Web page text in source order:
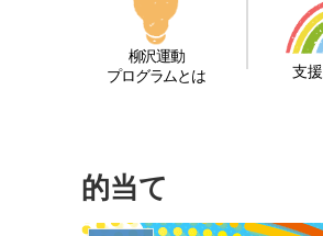
柳沢運動
プログラムとは
支
的当て